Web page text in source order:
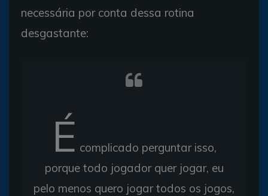
necessária por conta dessa rotina
desgastante:
É complicado perguntar isso,
porque todo jogador quer jogar, eu
pelo menos quero jogar todos os jogos,